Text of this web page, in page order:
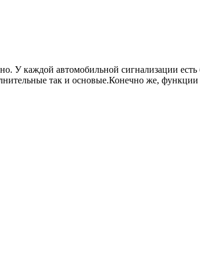
У каждой автомобильной сигнализации
так и основые.Конечно же,